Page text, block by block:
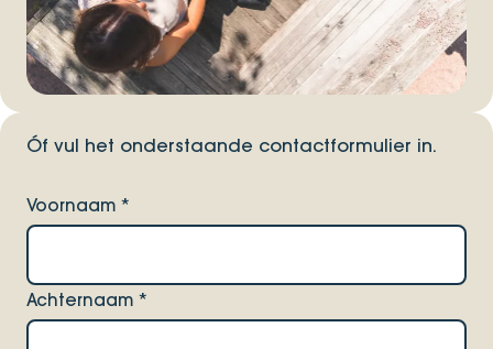
Óf vul het onderstaande contactformulier in.
Voornaam *
Achternaam *